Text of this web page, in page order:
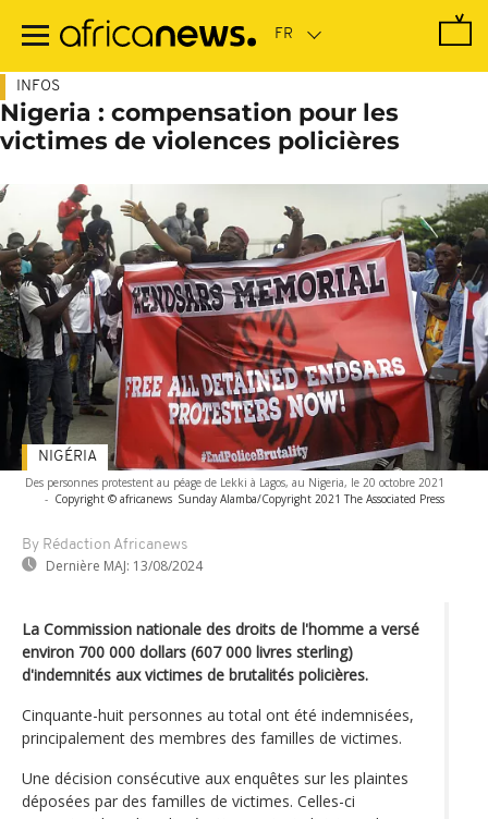
contenu
INFOS
Nigeria : compensation pour les
victimes de violences policières
Des personnes protestent au péage de Lekki à Lagos, au Nigeria, le 20 octobre 2021
- Copyright © africanews Sunday Alamba/Copyright 2021 The Associated Press
By Rédaction Africanews
Dernière MAJ: 13/08/2024
NIGÉRIA
La Commission nationale des droits de l'homme a versé
environ 700 000 dollars (607 000 livres sterling)
d'indemnités aux victimes de brutalités policières.
Cinquante-huit personnes au total ont été indemnisées,
principalement des membres des familles de victimes.
Une décision consécutive aux enquêtes sur les plaintes
déposées par des familles de victimes. Celles-ci